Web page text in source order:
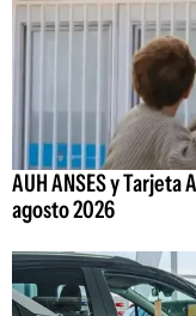
AUH ANSES y
agosto 2026